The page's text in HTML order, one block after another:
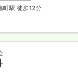
町駅 徒歩12分